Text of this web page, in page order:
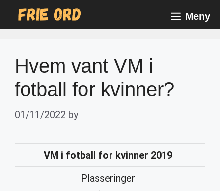
Meny
Hvem vant VM i
fotball for kvinner?
01/11/2022 by
VM i fotball for kvinner 2019
Plasseringer